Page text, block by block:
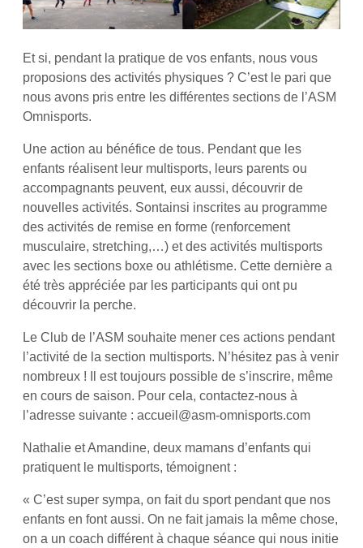
Et si, pendant la pratique de vos enfants, nous vous
proposions des activités physiques ? C’est le pari que
nous avons pris entre les différentes sections de l’ASM
Omnisports.
Une action au bénéfice de tous. Pendant que les
enfants réalisent leur multisports, leurs parents ou
accompagnants peuvent, eux aussi, découvrir de
nouvelles activités. Sontainsi inscrites au programme
des activités de remise en forme (renforcement
musculaire, stretching,…) et des activités multisports
avec les sections boxe ou athlétisme. Cette dernière a
été très appréciée par les participants qui ont pu
découvrir la perche.
Le Club de l’ASM souhaite mener ces actions pendant
l’activité de la section multisports. N’hésitez pas à venir
nombreux ! Il est toujours possible de s’inscrire, même
en cours de saison. Pour cela, contactez-nous à
l’adresse suivante : accueil@asm-omnisports.com
Nathalie et Amandine, deux mamans d’enfants qui
pratiquent le multisports, témoignent :
« C’est super sympa, on fait du sport pendant que nos
enfants en font aussi. On ne fait jamais la même chose,
on a un coach différent à chaque séance qui nous initie